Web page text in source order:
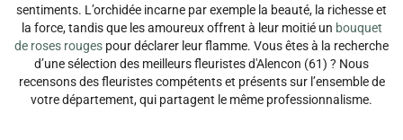
sentiments. L’orchidée incarne par exemple la beauté, la richesse et
la force, tandis que les amoureux offrent à leur moitié un bouquet
de roses rouges pour déclarer leur flamme. Vous êtes à la recherche
d’une sélection des meilleurs fleuristes d'Alencon (61) ? Nous
recensons des fleuristes compétents et présents sur l’ensemble de
votre département, qui partagent le même professionnalisme.